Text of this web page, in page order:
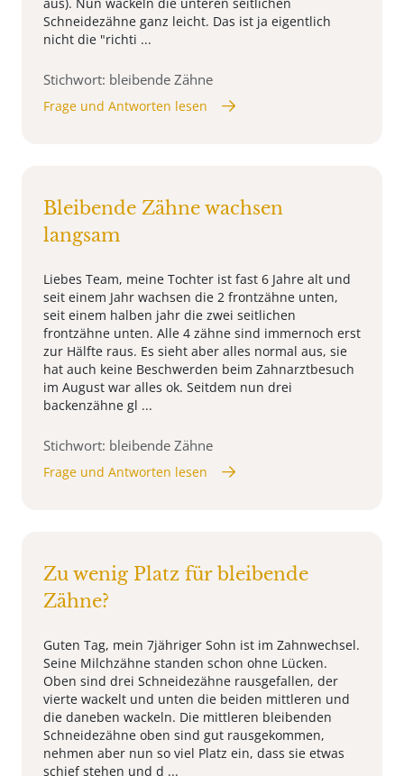
Schneidezähne ganz leicht. Das ist ja eigentlich
nicht die "richti ...
Stichwort: bleibende Zähne
Frage und Antworten lesen
Bleibende Zähne wachsen
langsam
Liebes Team, meine Tochter ist fast 6 Jahre alt und
seit einem Jahr wachsen die 2 frontzähne unten,
seit einem halben jahr die zwei seitlichen
frontzähne unten. Alle 4 zähne sind immernoch erst
zur Hälfte raus. Es sieht aber alles normal aus, sie
hat auch keine Beschwerden beim Zahnarztbesuch
im August war alles ok. Seitdem nun drei
backenzähne gl ...
Stichwort: bleibende Zähne
Frage und Antworten lesen
Zu wenig Platz für bleibende
Zähne?
Guten Tag, mein 7jähriger Sohn ist im Zahnwechsel.
Seine Milchzähne standen schon ohne Lücken.
Oben sind drei Schneidezähne rausgefallen, der
vierte wackelt und unten die beiden mittleren und
die daneben wackeln. Die mittleren bleibenden
Schneidezähne oben sind gut rausgekommen,
nehmen aber nun so viel Platz ein, dass sie etwas
schief stehen und d ...